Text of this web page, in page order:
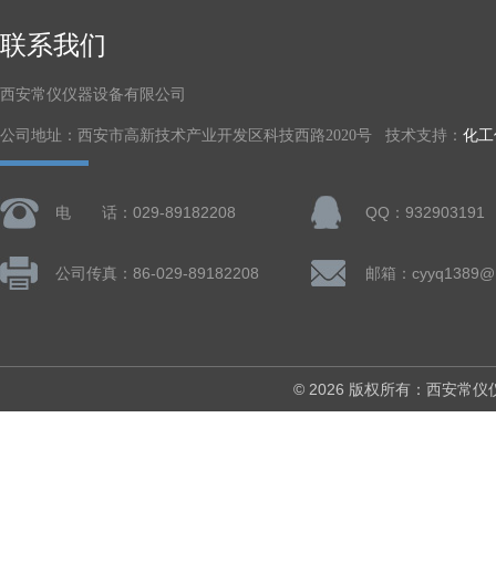
联系我们
西安常仪仪器设备有限公司
公司地址：西安市高新技术产业开发区科技西路2020号 技术支持： 化
电 话：029-89182208 QQ：932903191
公司传真：86-029-89182208 邮箱：
© 2026 版权所有：西安常